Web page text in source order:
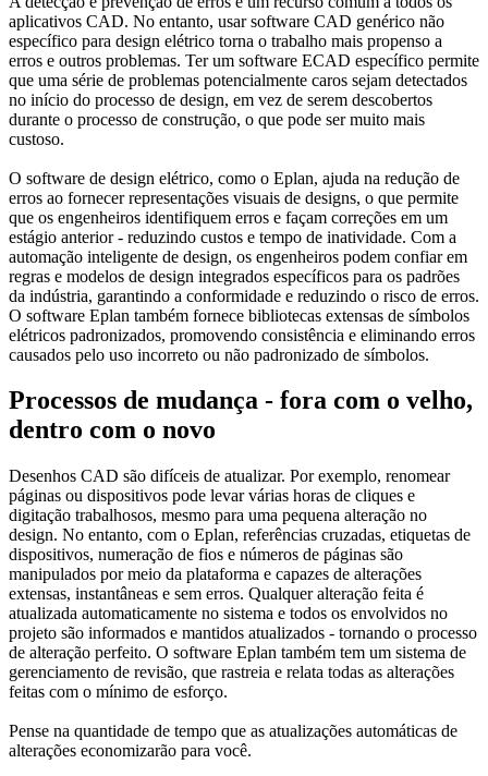
aplicativos CAD. No entanto, usar software CAD genérico não
específico para design elétrico torna o trabalho mais propenso a
erros e outros problemas. Ter um software ECAD específico permite
que uma série de problemas potencialmente caros sejam detectados
no início do processo de design, em vez de serem descobertos
durante o processo de construção, o que pode ser muito mais
custoso.
O software de design elétrico, como o Eplan, ajuda na redução de
erros ao fornecer representações visuais de designs, o que permite
que os engenheiros identifiquem erros e façam correções em um
estágio anterior - reduzindo custos e tempo de inatividade. Com a
automação inteligente de design, os engenheiros podem confiar em
regras e modelos de design integrados específicos para os padrões
da indústria, garantindo a conformidade e reduzindo o risco de erros.
O software Eplan também fornece bibliotecas extensas de símbolos
elétricos padronizados, promovendo consistência e eliminando erros
causados ​​pelo uso incorreto ou não padronizado de símbolos.
Processos de mudança - fora com o velho,
dentro com o novo
Desenhos CAD são difíceis de atualizar. Por exemplo, renomear
páginas ou dispositivos pode levar várias horas de cliques e
digitação trabalhosos, mesmo para uma pequena alteração no
design. No entanto, com o Eplan, referências cruzadas, etiquetas de
dispositivos, numeração de fios e números de páginas são
manipulados por meio da plataforma e capazes de alterações
extensas, instantâneas e sem erros. Qualquer alteração feita é
atualizada automaticamente no sistema e todos os envolvidos no
projeto são informados e mantidos atualizados - tornando o processo
de alteração perfeito. O software Eplan também tem um sistema de
gerenciamento de revisão, que rastreia e relata todas as alterações
feitas com o mínimo de esforço.
Pense na quantidade de tempo que as atualizações automáticas de
alterações economizarão para você.